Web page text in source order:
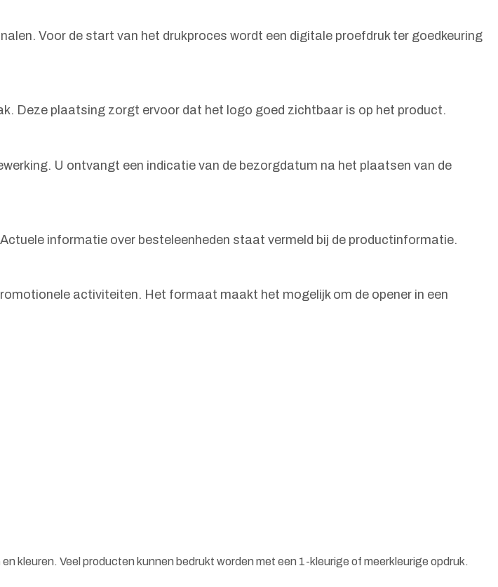
Voor de start van het drukproces wordt een digitale proefdruk ter goedkeuring
Deze plaatsing zorgt ervoor dat het logo goed zichtbaar is op het product.
U ontvangt een indicatie van de bezorgdatum na het plaatsen van de
informatie over besteleenheden staat vermeld bij de productinformatie.
activiteiten. Het formaat maakt het mogelijk om de opener in een
kleuren. Veel producten kunnen bedrukt worden met een 1-kleurige of meerkleurige opdruk.